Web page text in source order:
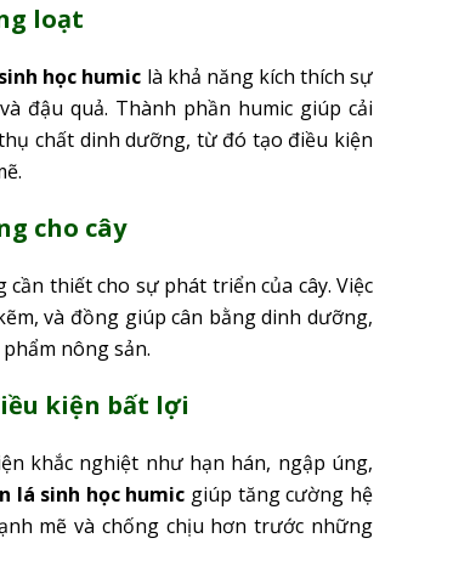
loạt
học humic là khả năng kích thích sự
đậu quả. Thành phần humic giúp cải
chất dinh dưỡng, từ đó tạo điều kiện
cho cây
thiết cho sự phát triển của cây. Việc
và đồng giúp cân bằng dinh dưỡng,
nông sản.
kiện bất lợi
khắc nghiệt như hạn hán, ngập úng,
lá sinh học humic giúp tăng cường hệ
mẽ và chống chịu hơn trước những